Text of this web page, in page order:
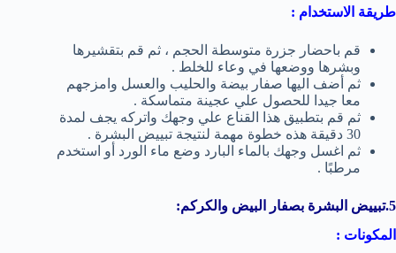
طريقة الاستخدام :
قم باحضار جزرة متوسطة الحجم ، ثم قم بتقشيرها
وبشرها ووضعها في وعاء للخلط .
ثم أضف اليها صفار بيضة والحليب والعسل وامزجهم
معا جيدا للحصول علي عجينة متماسكة .
ثم قم بتطبيق هذا القناع علي وجهك واتركه يجف لمدة
30 دقيقة هذه خطوة مهمة لنتيجة تبييض البشرة .
ثم اغسل وجهك بالماء البارد وضع ماء الورد أو استخدم
مرطبًا .
5.تبييض البشرة بصفار البيض والكركم:
المكونات :